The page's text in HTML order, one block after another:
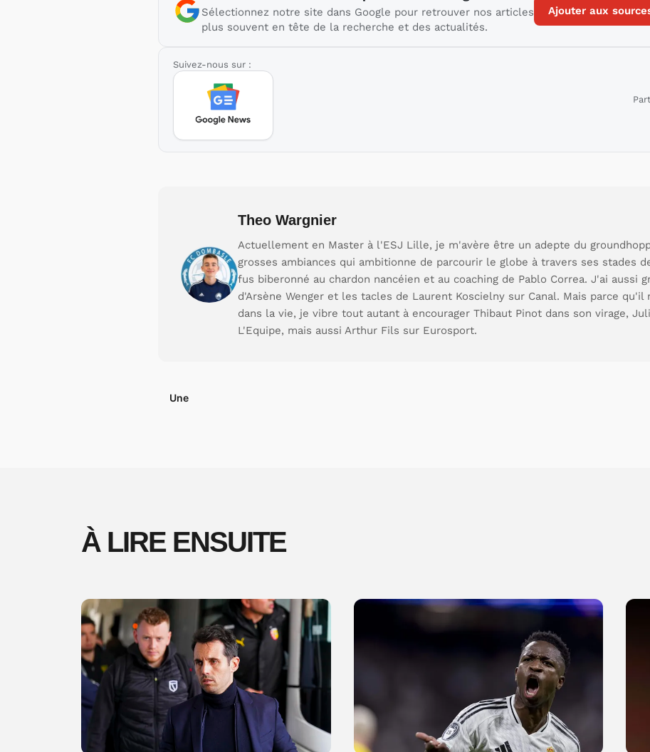
Sélectionnez notre site dans Google pour retrouver nos articles
plus souvent en tête de la recherche et des actualités.
Ajouter aux
Suivez-nous sur :
Theo Wargnier
Actuellement en Master à l'ESJ Lille, je m'avère être un adepte du
grosses ambiances qui ambitionne de parcourir le globe à travers ses stades
fus biberonné au chardon nancéien et au coaching de Pablo Correa. J'ai aussi
d'Arsène Wenger et les tacles de Laurent Koscielny sur Canal. Mais parce
dans la vie, je vibre tout autant à encourager Thibaut Pinot dans son virage,
L'Equipe, mais aussi Arthur Fils sur Eurosport.
Une
À LIRE ENSUITE